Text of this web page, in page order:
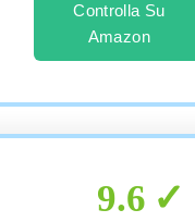
Controlla Su
Amazon
9.6